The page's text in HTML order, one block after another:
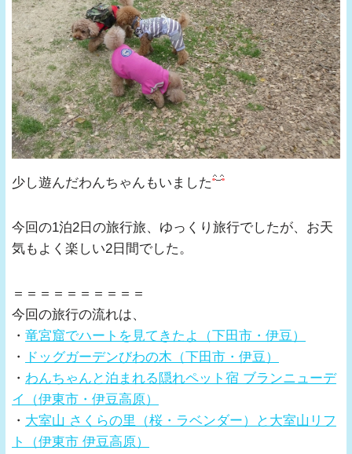
少し遊んだわんちゃんもいました
今回の1泊2日の旅行旅、ゆっくり旅行でしたが、お天
気もよく楽しい2日間でした。
＝＝＝＝＝＝＝＝＝＝
今回の旅行の流れは、
・ 竜宮窟でハートを見てきたよ（下田市・伊豆）
・
ドッグガーデンびわの木（下田市・伊豆）
・ わんちゃんと泊まれる隠れペット宿 ブランニューデ
イ（伊東市・伊豆高原）
・ 大室山 さくらの里（桜・ラベンダー）と大室山リフ
ト（伊東市 伊豆高原）